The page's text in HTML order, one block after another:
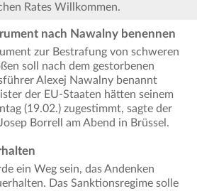
Rates Willkommen.
nach Nawalny benennen
zur Bestrafung von schweren
soll nach dem gestorbenen
Alexej Nawalny benannt
der EU-Staaten hätten seinem
(19.02.) zugestimmt, sagte der
Borrell am Abend in Brüssel.
ein Weg sein, das Andenken
Das Sanktionsregime solle